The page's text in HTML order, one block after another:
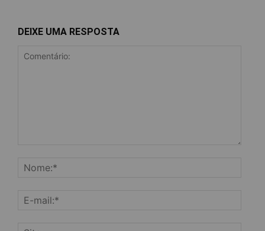
DEIXE UMA RESPOSTA